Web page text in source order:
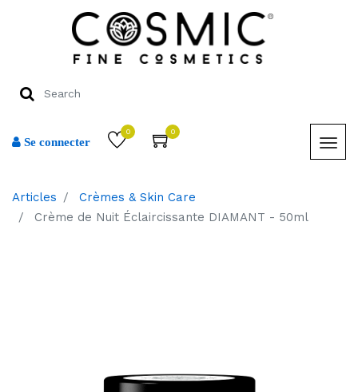
Se connecter
0 0
Articles
Crèmes & Skin Care
Crème de Nuit Éclaircissante DIAMANT - 50ml